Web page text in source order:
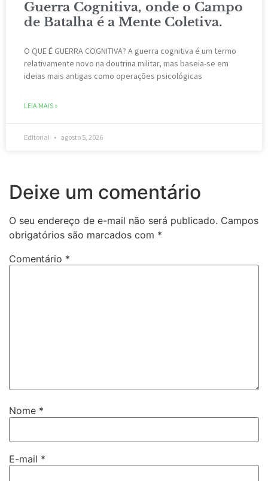
Guerra Cognitiva, onde o Campo
de Batalha é a Mente Coletiva.
O QUE É GUERRA COGNITIVA? A guerra cognitiva é um termo
relativamente novo na doutrina militar, mas baseia-se em
ideias mais antigas como operações psicológicas
LEIA MAIS »
Editorial agosto 5, 2026
Deixe um comentário
O seu endereço de e-mail não será publicado. Campos
obrigatórios são marcados com *
Comentário *
Nome *
E-mail *